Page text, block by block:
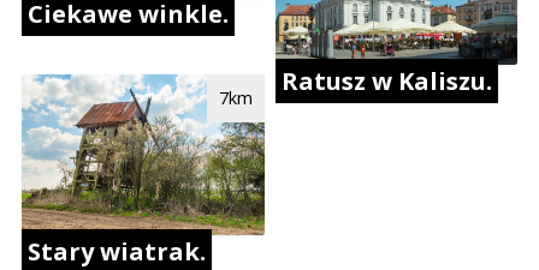
Ciekawe winkle.
Stary wiatrak.
7km
Ratusz w Kaliszu.